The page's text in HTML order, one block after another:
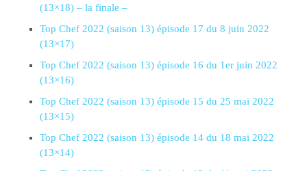
(13×18) – la finale –
Top Chef 2022 (saison 13) épisode 17 du 8 juin 2022
(13×17)
Top Chef 2022 (saison 13) épisode 16 du 1er juin 2022
(13×16)
Top Chef 2022 (saison 13) épisode 15 du 25 mai 2022
(13×15)
Top Chef 2022 (saison 13) épisode 14 du 18 mai 2022
(13×14)